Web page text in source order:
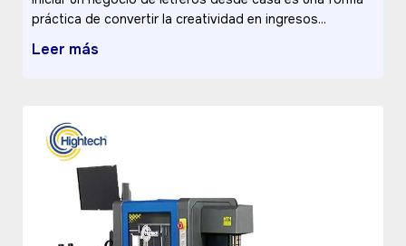
práctica de convertir la creatividad en ingresos...
Leer más